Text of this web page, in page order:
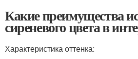
Какие преимущества
сиреневого цвета в
Характеристика оттенка: